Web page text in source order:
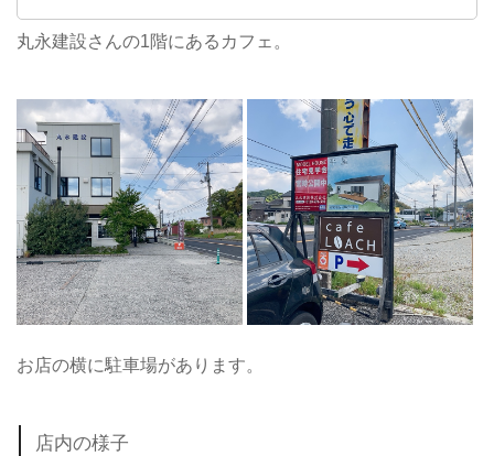
丸永建設さんの1階にあるカフェ。
お店の横に駐車場があります。
店内の様子